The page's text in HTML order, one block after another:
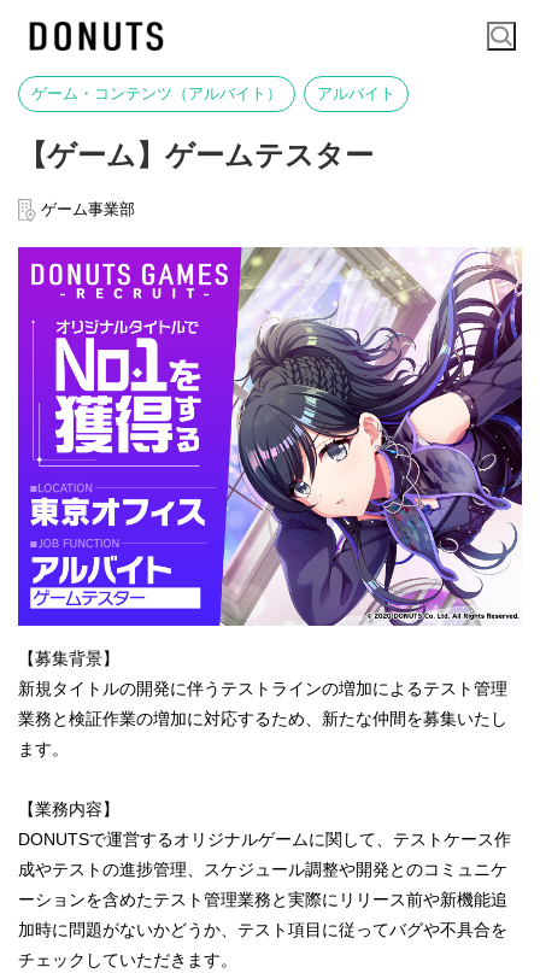
ゲーム・コンテンツ（アルバイト） アルバイト
【ゲーム】ゲームテスター
ゲーム事業部
【募集背景】
新規タイトルの開発に伴うテストラインの増加によるテスト管理
業務と検証作業の増加に対応するため、新たな仲間を募集いたし
ます。
【業務内容】
DONUTSで運営するオリジナルゲームに関して、テストケース作
成やテストの進捗管理、スケジュール調整や開発とのコミュニケ
ーションを含めたテスト管理業務と実際にリリース前や新機能追
加時に問題がないかどうか、テスト項目に従ってバグや不具合を
チェックしていただきます。